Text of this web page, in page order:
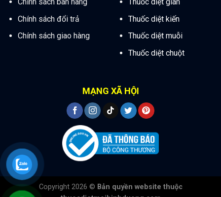
Chính sách đổi trả
Chính sách giao hàng
Thuốc diệt kiến
Thuốc diệt muỗi
Thuốc diệt chuột
MẠNG XÃ HỘI
Copyright 2026 © Bản quyền website thuộc